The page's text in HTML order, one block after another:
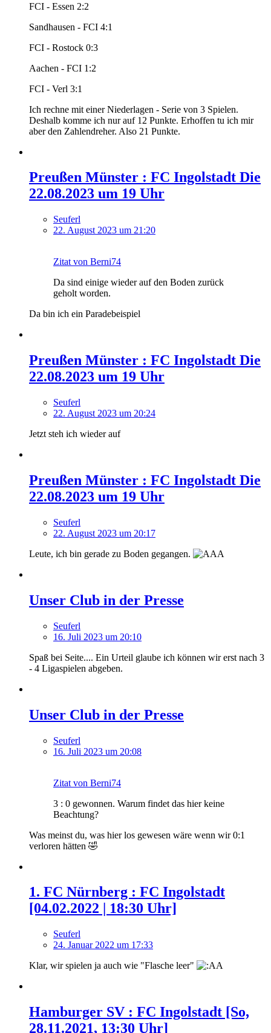
FCI - Essen 2:2
Sandhausen - FCI 4:1
FCI - Rostock 0:3
Aachen - FCI 1:2
FCI - Verl 3:1
Ich rechne mit einer Niederlagen - Serie von 3 Spielen.
Deshalb komme ich nur auf 12 Punkte. Erhoffen tu ich mir
aber den Zahlendreher. Also 21 Punkte.
Preußen Münster : FC Ingolstadt Die
22.08.2023 um 19 Uhr
Seuferl
22. August 2023 um 21:20
Zitat von Berni74
Da sind einige wieder auf den Boden zurück
geholt worden.
Da bin ich ein Paradebeispiel
Preußen Münster : FC Ingolstadt Die
22.08.2023 um 19 Uhr
Seuferl
22. August 2023 um 20:24
Jetzt steh ich wieder auf
Preußen Münster : FC Ingolstadt Die
22.08.2023 um 19 Uhr
Seuferl
22. August 2023 um 20:17
Leute, ich bin gerade zu Boden gegangen.
Unser Club in der Presse
Seuferl
16. Juli 2023 um 20:10
Spaß bei Seite.... Ein Urteil glaube ich können wir erst nach 3
- 4 Ligaspielen abgeben.
Unser Club in der Presse
Seuferl
16. Juli 2023 um 20:08
Zitat von Berni74
3 : 0 gewonnen. Warum findet das hier keine
Beachtung?
Was meinst du, was hier los gewesen wäre wenn wir 0:1
verloren hätten 🤣
1. FC Nürnberg : FC Ingolstadt
[04.02.2022 | 18:30 Uhr]
Seuferl
24. Januar 2022 um 17:33
Klar, wir spielen ja auch wie "Flasche leer"
Hamburger SV : FC Ingolstadt [So,
28.11.2021, 13:30 Uhr]